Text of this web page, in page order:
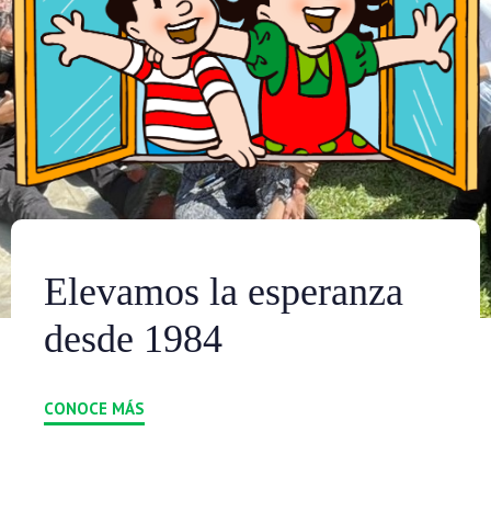
Elevamos la esperanza
desde 1984
CONOCE MÁS
0